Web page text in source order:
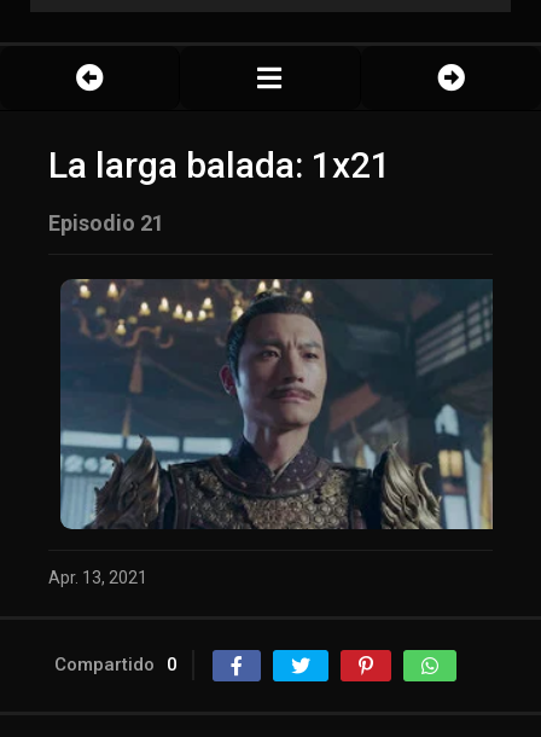
La larga balada: 1x21
Episodio 21
Apr. 13, 2021
Compartido 0